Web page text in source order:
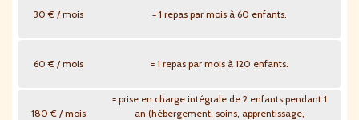
30 € / mois = 1 repas par mois à 60 enfants.
60 € / mois = 1 repas par mois à 120 enfants.
180 € / mois
= prise en charge intégrale de 2 enfants pendant 1
an (hébergement, soins, apprentissage,